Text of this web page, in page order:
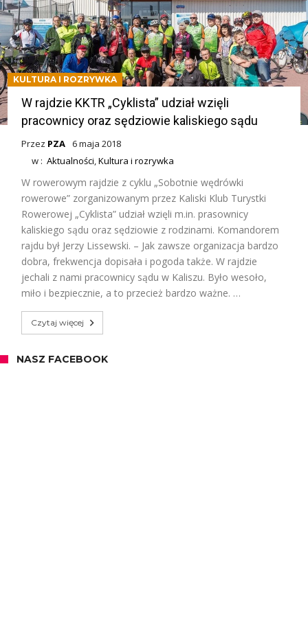
KULTURA I ROZRYWKA
W rajdzie KKTR „Cyklista” udział wzięli
pracownicy oraz sędziowie kaliskiego sądu
Przez PZA
6 maja 2018
w :Aktualności,Kultura i rozrywka
W rowerowym rajdzie z cyklu „Sobotnie wędrówki
rowerowe” zorganizowanym przez Kaliski Klub Turystki
Rowerowej „Cyklista” udział wzięli m.in. prasownicy
kaliskiego sądu oraz sędziowie z rodzinami. Komandorem
rajdu był Jerzy Lissewski. – Jak zawsze organizacja bardzo
dobra, frekwencja dopisała i pogoda także. W rajdzie
jechali z nami pracownicy sądu w Kaliszu. Było wesoło,
miło i bezpiecznie, a to przecież bardzo ważne. …
Czytaj więcej
NASZ FACEBOOK